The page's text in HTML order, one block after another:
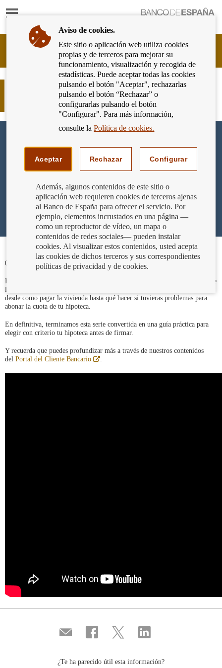
Mostrar
Ir
página
de
inicio
del
Banco
de
España
Cliente
Bancario
Banco
España
Eurosistema,
EliBÁN aclara algunas de tus dudas
con la hipoteca
02/07/2026
En este nuevo capítulo, eliBÁN se despide, no sin antes despejar algunas de
las dudas más habituales al contratar una hipoteca. En el vídeo te cuenta
desde como pagar la vivienda hasta qué hacer si tuvieras problemas para
abonar la cuota de tu hipoteca.
En definitiva, terminamos esta serie convertida en una guía práctica para
elegir con criterio tu hipoteca antes de firmar.
Y recuerda que puedes profundizar más a través de nuestros contenidos
del Portal del Cliente Bancario
Abre
ventana
.
Compartir
por
Compartir
en
Compartir
en
Compartir
en
¿Te ha parecido útil esta información?
Aviso de cookies.
Este sitio o aplicación web utiliza cookies
propias y de terceros para mejorar su
funcionamiento, visualización y recogida de
estadísticas. Puede aceptar todas las cookies
pulsando el botón "Aceptar", rechazarlas
pulsando el botón “Rechazar” o
configurarlas pulsando el botón
"Configurar". Para más información,
consulte laPolítica de cookies.
Aceptar Rechazar Configurar
Además, algunos contenidos de este sitio o
aplicación web requieren cookies de terceros ajenas
al Banco de España para ofrecer el servicio. Por
ejemplo, elementos incrustados en una página —
como un reproductor de vídeo, un mapa o
contenidos de redes sociales— pueden instalar
cookies. Al visualizar estos contenidos, usted acepta
las cookies de dichos terceros y sus correspondientes
políticas de privacidad y de cookies.